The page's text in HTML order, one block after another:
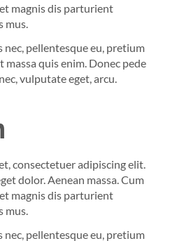
magnis dis parturient
mus.
nec, pellentesque eu, pretium
massa quis enim. Donec pede
vulputate eget, arcu.
consectetuer adipiscing elit.
dolor. Aenean massa. Cum
magnis dis parturient
mus.
nec, pellentesque eu, pretium